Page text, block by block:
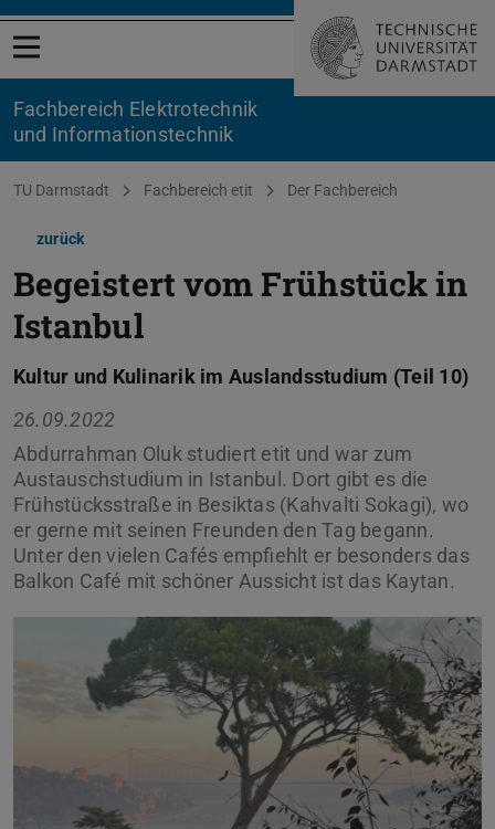
Menü öffnen
Fachbereich Elektrotechnik
und Informationstechnik
Sie befinden sich hier:
TU Darmstadt Fachbereich etit Der Fachbereich
zurück
Begeistert vom Frühstück in
Istanbul
Kultur und Kulinarik im Auslandsstudium (Teil 10)
26.09.2022
Abdurrahman Oluk studiert etit und war zum
Austauschstudium in Istanbul. Dort gibt es die
Frühstücksstraße in Besiktas (Kahvalti Sokagi), wo
er gerne mit seinen Freunden den Tag begann.
Unter den vielen Cafés empfiehlt er besonders das
Balkon Café mit schöner Aussicht ist das Kaytan.
Vor